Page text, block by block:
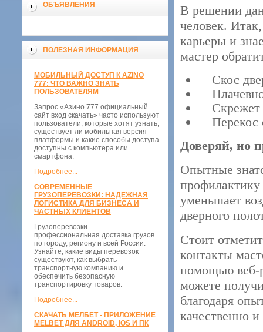
ОБЪЯВЛЕНИЯ
ПОЛЕЗНАЯ ИНФОРМАЦИЯ
МОБИЛЬНЫЙ ДОСТУП К AZINO
777: ЧТО ВАЖНО ЗНАТЬ
ПОЛЬЗОВАТЕЛЯМ
Запрос «Азино 777 официальный
сайт вход скачать» часто используют
пользователи, которые хотят узнать,
существует ли мобильная версия
платформы и какие способы доступа
доступны с компьютера или
смартфона.
Подробнее...
СОВРЕМЕННЫЕ
ГРУЗОПЕРЕВОЗКИ: НАДЕЖНАЯ
ЛОГИСТИКА ДЛЯ БИЗНЕСА И
ЧАСТНЫХ КЛИЕНТОВ
Грузоперевозки —
профессиональная доставка грузов
по городу, региону и всей России.
Узнайте, какие виды перевозок
существуют, как выбрать
транспортную компанию и
обеспечить безопасную
транспортировку товаров.
Подробнее...
СКАЧАТЬ МЕЛБЕТ - ПРИЛОЖЕНИЕ
MELBET ДЛЯ ANDROID, IOS И ПК
В решении
человек.
карьеры и
мастер
Скос
Скрежет
Перекос
Доверяй, но
Опытные
уменьшает
дверного
Стоит
контакты
помощью веб-
можете
благодаря
качественно